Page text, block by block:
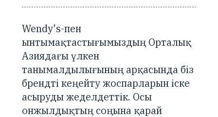
Wendy's-пен
ынтымақтастығымыздың Орталық
Азиядағы үлкен
танымалдылығының арқасында біз
брендті кеңейту жоспарларын іске
асыруды жеделдеттік. Осы
онжылдықтың соңына қарай